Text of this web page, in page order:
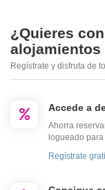
¿Quieres
alojamientos
Regístrate y disfruta de
Accede a
Ahorra
logueado
Regístrate